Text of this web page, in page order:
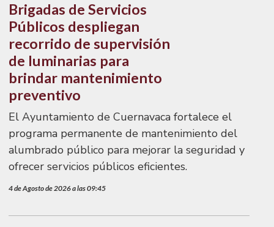
Brigadas de Servicios
Públicos despliegan
recorrido de supervisión
de luminarias para
brindar mantenimiento
preventivo
El Ayuntamiento de Cuernavaca fortalece el
programa permanente de mantenimiento del
alumbrado público para mejorar la seguridad y
ofrecer servicios públicos eficientes.
4 de Agosto de 2026 a las 09:45